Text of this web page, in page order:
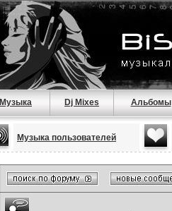
Музыка Dj Mixes Альбомы
Музыка пользователей